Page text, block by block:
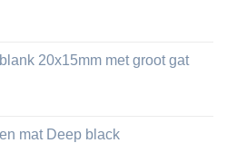
20x15mm met groot gat
mat Deep black